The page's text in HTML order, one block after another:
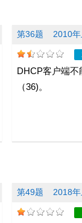
第36题 2010
DHCP客户端
（36)。
第49题 2018